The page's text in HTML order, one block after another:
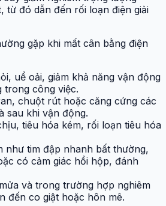
từ đó dẫn đến rối loạn điện giải
gặp khi mất cân bằng điện
uể oải, giảm khả năng vận động
trong công việc.
chuột rút hoặc căng cứng các
sau khi vận động.
tiêu hóa kém, rối loạn tiêu hóa
như tim đập nhanh bất thường,
có cảm giác hồi hộp, đánh
và trong trường hợp nghiêm
đến co giật hoặc hôn mê.